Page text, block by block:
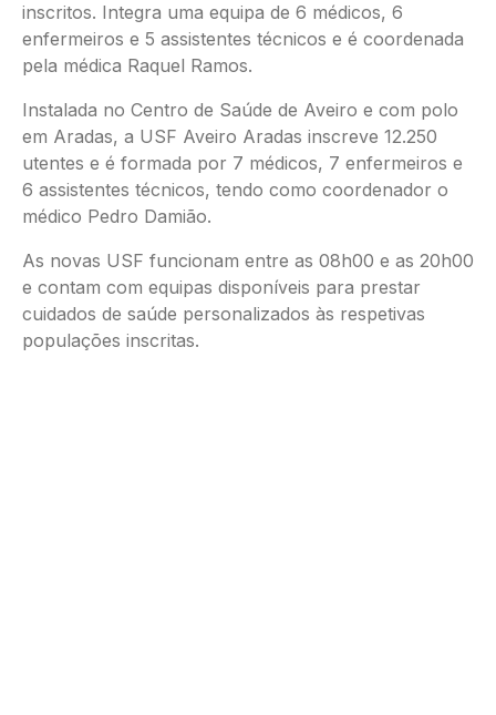
inscritos. Integra uma equipa de 6 médicos, 6
enfermeiros e 5 assistentes técnicos e é coordenada
pela médica Raquel Ramos.
Instalada no Centro de Saúde de Aveiro e com polo
em Aradas, a USF Aveiro Aradas inscreve 12.250
utentes e é formada por 7 médicos, 7 enfermeiros e
6 assistentes técnicos, tendo como coordenador o
médico Pedro Damião.
As novas USF funcionam entre as 08h00 e as 20h00
e contam com equipas disponíveis para prestar
cuidados de saúde personalizados às respetivas
populações inscritas.